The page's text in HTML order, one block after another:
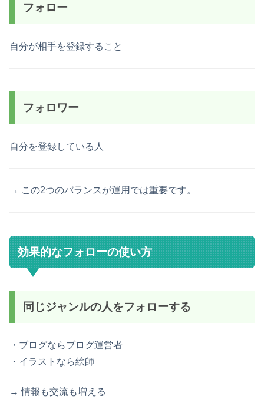
フォロー
自分が相手を登録すること
フォロワー
自分を登録している人
→ この2つのバランスが運用では重要です。
効果的なフォローの使い方
同じジャンルの人をフォローする
・ブログならブログ運営者
・イラストなら絵師
→ 情報も交流も増える